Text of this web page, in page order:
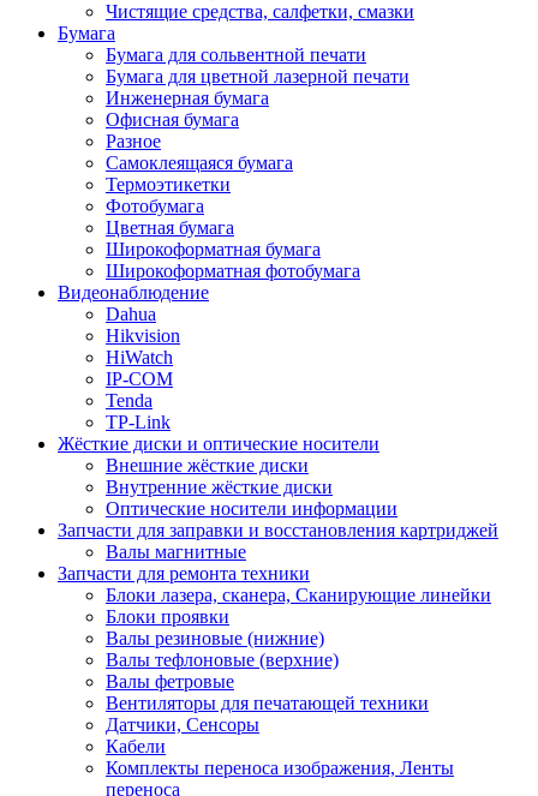
Чистящие средства, салфетки, смазки
Бумага
Бумага для сольвентной печати
Бумага для цветной лазерной печати
Инженерная бумага
Офисная бумага
Разное
Самоклеящаяся бумага
Термоэтикетки
Фотобумага
Цветная бумага
Широкоформатная бумага
Широкоформатная фотобумага
Видеонаблюдение
Dahua
Hikvision
HiWatch
IP-COM
Tenda
TP-Link
Жёсткие диски и оптические носители
Внешние жёсткие диски
Внутренние жёсткие диски
Оптические носители информации
Запчасти для заправки и восстановления картриджей
Валы магнитные
Запчасти для ремонта техники
Блоки лазера, сканера, Сканирующие линейки
Блоки проявки
Валы резиновые (нижние)
Валы тефлоновые (верхние)
Валы фетровые
Вентиляторы для печатающей техники
Датчики, Сенсоры
Кабели
Комплекты переноса изображения, Ленты
переноса